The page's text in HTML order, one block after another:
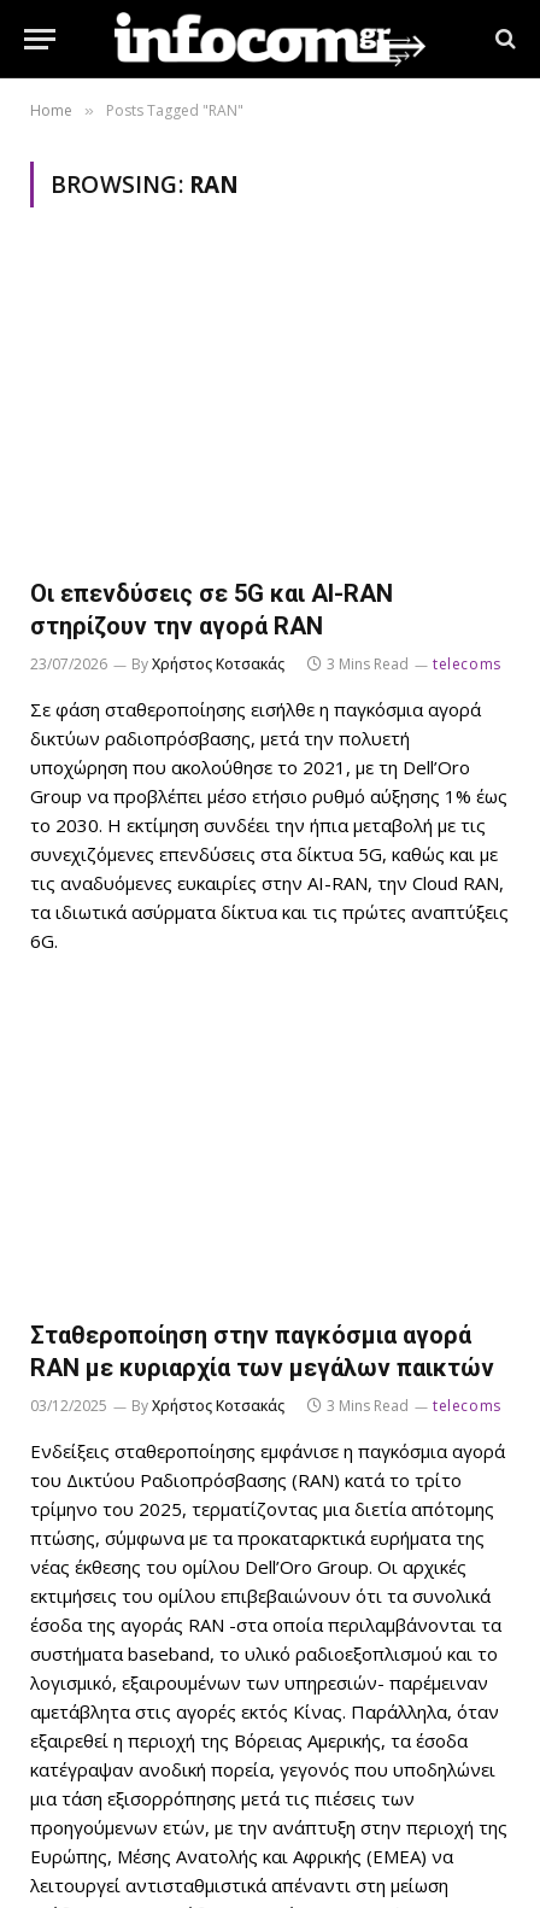
Home » Posts Tagged "RAN"
BROWSING: RAN
Οι επενδύσεις σε 5G και AI-RAN
στηρίζουν την αγορά RAN
23/07/2026 ByΧρήστος Κοτσακάς 3 Mins Read telecoms
Σε φάση σταθεροποίησης εισήλθε η παγκόσμια αγορά
δικτύων ραδιοπρόσβασης, μετά την πολυετή
υποχώρηση που ακολούθησε το 2021, με τη Dell’Oro
Group να προβλέπει μέσο ετήσιο ρυθμό αύξησης 1% έως
το 2030. Η εκτίμηση συνδέει την ήπια μεταβολή με τις
συνεχιζόμενες επενδύσεις στα δίκτυα 5G, καθώς και με
τις αναδυόμενες ευκαιρίες στην AI-RAN, την Cloud RAN,
τα ιδιωτικά ασύρματα δίκτυα και τις πρώτες αναπτύξεις
6G.
Σταθεροποίηση στην παγκόσμια αγορά
RAN με κυριαρχία των μεγάλων παικτών
03/12/2025 ByΧρήστος Κοτσακάς 3 Mins Read telecoms
Ενδείξεις σταθεροποίησης εμφάνισε η παγκόσμια αγορά
του Δικτύου Ραδιοπρόσβασης (RAN) κατά το τρίτο
τρίμηνο του 2025, τερματίζοντας μια διετία απότομης
πτώσης, σύμφωνα με τα προκαταρκτικά ευρήματα της
νέας έκθεσης του ομίλου Dell’Oro Group. Οι αρχικές
εκτιμήσεις του ομίλου επιβεβαιώνουν ότι τα συνολικά
έσοδα της αγοράς RAN -στα οποία περιλαμβάνονται τα
συστήματα baseband, το υλικό ραδιοεξοπλισμού και το
λογισμικό, εξαιρουμένων των υπηρεσιών- παρέμειναν
αμετάβλητα στις αγορές εκτός Κίνας. Παράλληλα, όταν
εξαιρεθεί η περιοχή της Βόρειας Αμερικής, τα έσοδα
κατέγραψαν ανοδική πορεία, γεγονός που υποδηλώνει
μια τάση εξισορρόπησης μετά τις πιέσεις των
προηγούμενων ετών, με την ανάπτυξη στην περιοχή της
Ευρώπης, Μέσης Ανατολής και Αφρικής (EMEA) να
λειτουργεί αντισταθμιστικά απέναντι στη μείωση